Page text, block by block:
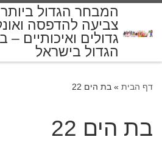
המבחר הגדול
צביעה להדפסה
גדולים ואיכותיים –
הגדול בישראל
דף הבית » בת הים 22
בת הים 22